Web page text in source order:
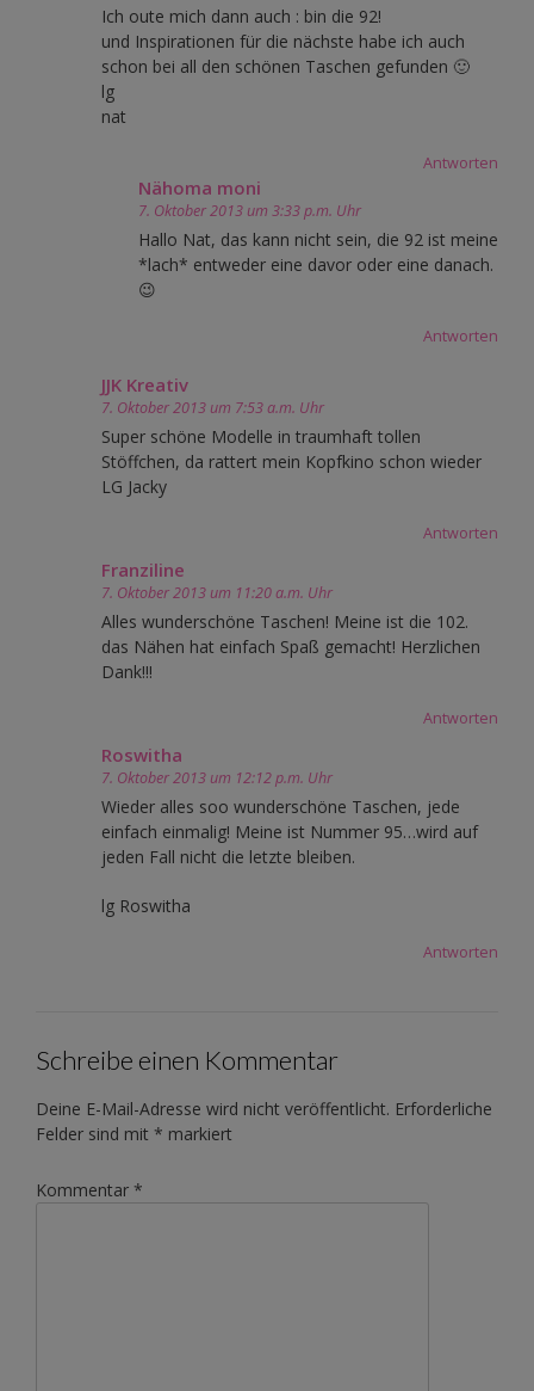
Ich oute mich dann auch : bin die 92!
und Inspirationen für die nächste habe ich auch
schon bei all den schönen Taschen gefunden 🙂
lg
nat
Antworten
Nähoma moni
7. Oktober 2013 um 3:33 p.m. Uhr
Hallo Nat, das kann nicht sein, die 92 ist meine
*lach* entweder eine davor oder eine danach.
😉
Antworten
JJK Kreativ
7. Oktober 2013 um 7:53 a.m. Uhr
Super schöne Modelle in traumhaft tollen
Stöffchen, da rattert mein Kopfkino schon wieder
LG Jacky
Antworten
Franziline
7. Oktober 2013 um 11:20 a.m. Uhr
Alles wunderschöne Taschen! Meine ist die 102.
das Nähen hat einfach Spaß gemacht! Herzlichen
Dank!!!
Antworten
Roswitha
7. Oktober 2013 um 12:12 p.m. Uhr
Wieder alles soo wunderschöne Taschen, jede
einfach einmalig! Meine ist Nummer 95…wird auf
jeden Fall nicht die letzte bleiben.
lg Roswitha
Antworten
Schreibe einen Kommentar
Deine E-Mail-Adresse wird nicht veröffentlicht. Erforderliche
Felder sind mit * markiert
Kommentar *